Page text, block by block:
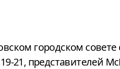
21, представителей